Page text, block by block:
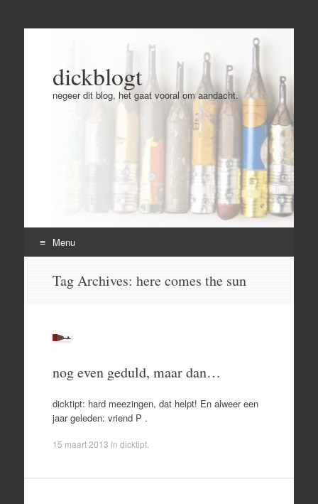
dickblogt
negeer dit blog, het gaat vooral om aandacht.
Menu
Tag Archives: here comes the sun
nog even geduld, maar dan…
dicktipt: hard meezingen, dat helpt! En alweer een
jaar geleden: vriend P .
15 maart 2013 in dicktipt.